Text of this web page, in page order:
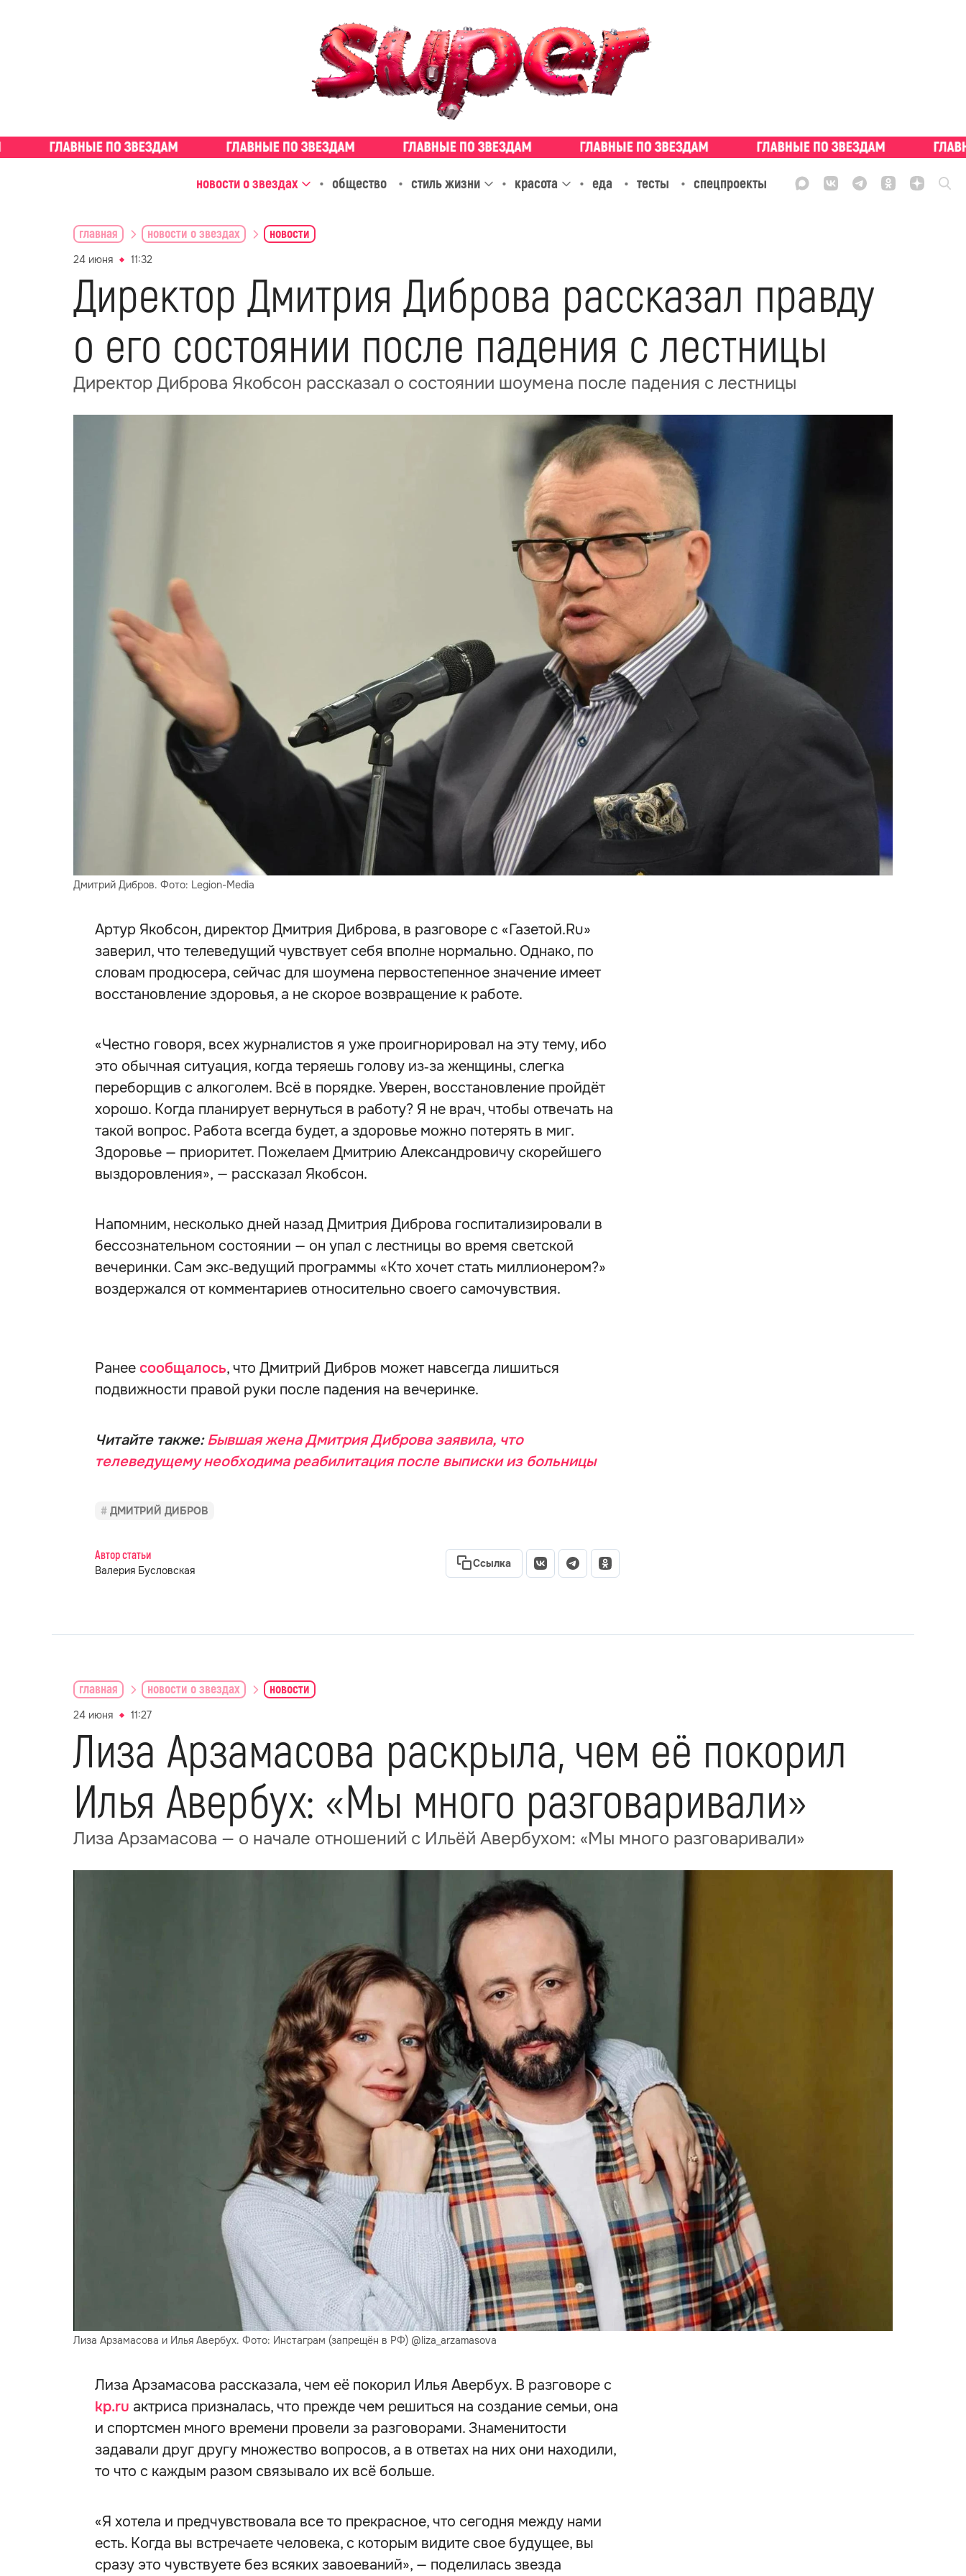
новости о звездах общество стиль жизни красота еда тесты спецпроекты
главная новости о звездах новости
24 июня 11:32
Директор Дмитрия Диброва рассказал правду
о его состоянии после падения с лестницы
Директор Диброва Якобсон рассказал о состоянии шоумена после падения с лестницы
Дмитрий Дибров. Фото: Legion-Media
Артур Якобсон, директор Дмитрия Диброва, в разговоре с «Газетой.Ru»
заверил, что телеведущий чувствует себя вполне нормально. Однако, по
словам продюсера, сейчас для шоумена первостепенное значение имеет
восстановление здоровья, а не скорое возвращение к работе.
«Честно говоря, всех журналистов я уже проигнорировал на эту тему, ибо
это обычная ситуация, когда теряешь голову из‑за женщины, слегка
переборщив с алкоголем. Всё в порядке. Уверен, восстановление пройдёт
хорошо. Когда планирует вернуться в работу? Я не врач, чтобы отвечать на
такой вопрос. Работа всегда будет, а здоровье можно потерять в миг.
Здоровье — приоритет. Пожелаем Дмитрию Александровичу скорейшего
выздоровления», — рассказал Якобсон.
Напомним, несколько дней назад Дмитрия Диброва госпитализировали в
бессознательном состоянии — он упал с лестницы во время светской
вечеринки. Сам экс‑ведущий программы «Кто хочет стать миллионером?»
воздержался от комментариев относительно своего самочувствия.
Ранее сообщалось, что Дмитрий Дибров может навсегда лишиться
подвижности правой руки после падения на вечеринке.
Читайте также:Бывшая жена Дмитрия Диброва заявила, что
телеведущему необходима реабилитация после выписки из больницы
ДМИТРИЙ ДИБРОВ
Автор статьи
Валерия Бусловская
Ссылка
главная новости о звездах новости
24 июня 11:27
Лиза Арзамасова раскрыла, чем её покорил
Илья Авербух: «Мы много разговаривали»
Лиза Арзамасова — о начале отношений с Ильёй Авербухом: «Мы много разговаривали»
Лиза Арзамасова и Илья Авербух. Фото: Инстаграм (запрещён в РФ) @liza_arzamasova
Лиза Арзамасова рассказала, чем её покорил Илья Авербух. В разговоре с
kp.ru актриса призналась, что прежде чем решиться на создание семьи, она
и спортсмен много времени провели за разговорами. Знаменитости
задавали друг другу множество вопросов, а в ответах на них они находили,
то что с каждым разом связывало их всё больше.
«Я хотела и предчувствовала все то прекрасное, что сегодня между нами
есть. Когда вы встречаете человека, с которым видите свое будущее, вы
сразу это чувствуете без всяких завоеваний», — поделилась звезда